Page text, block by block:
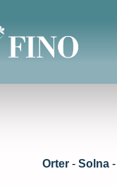
Orter- Solna-